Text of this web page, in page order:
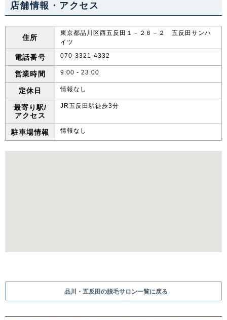
店舗情報・アクセス
住所
東京都品川区西五反田１－２６－２ 五反田サンハ
イツ
電話番号 070-3321-4332
営業時間 9:00 - 23:00
定休日 情報なし
最寄り駅/
アクセス
JR五反田駅徒歩3分
駐車場情報 情報なし
品川・五反田の脱毛サロン一覧に戻る
山梨県
愛知県
関西
滋賀県 京都府
奈良県 三重県
中国・四国
大分県 宮崎県 鹿児島県 沖縄県